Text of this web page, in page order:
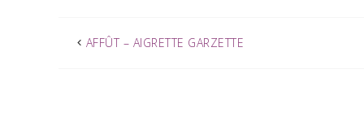
AFFÛT – AIGRETTE GARZETTE